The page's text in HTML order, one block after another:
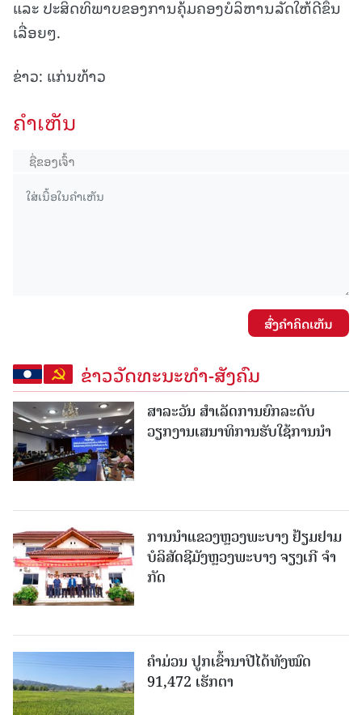
ແລະ ປະສິດທິພາບຂອງການຄຸ້ມຄອງບໍລິຫານລັດໃຫ້ດີຂຶ້ນ
ເລື່ອຍໆ.
ຂ່າວ: ແກ່ນທ້າວ
ຄໍາເຫັນ
ສົ່ງຄໍາຄິດເຫັນ
ຂ່າວວັດທະນະທຳ-ສັງຄົມ
ສາລະວັນ ສໍາເລັດການຍົກລະດັບ
ວຽກງານເສນາທິການຮັບໃຊ້ການນໍາ
ການນຳແຂວງຫຼວງພະບາງ ຢ້ຽມ​ຢາມ
ບໍ​ລິ​ສັດຊີມັງຫຼວງພະບາງ ຈຽງເກີ ຈໍາ
ກັດ
ຄໍາມ່ວນ ປູກເຂົ້ານາປີໄດ້ທັງໝົດ
91,472 ເຮັກຕາ